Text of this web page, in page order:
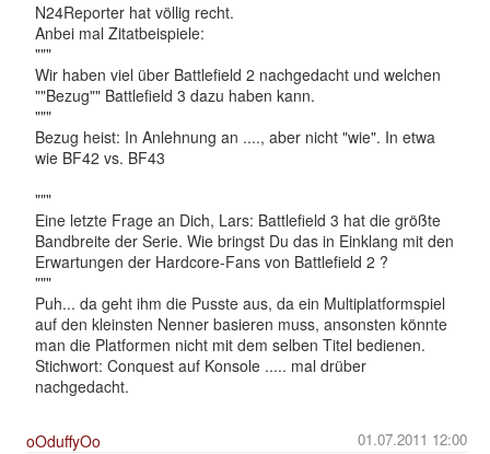
N24Reporter hat völlig recht.
Anbei mal Zitatbeispiele:
"""
Wir haben viel über Battlefield 2 nachgedacht und welchen
""Bezug"" Battlefield 3 dazu haben kann.
"""
Bezug heist: In Anlehnung an ...., aber nicht "wie". In etwa
wie BF42 vs. BF43
"""
Eine letzte Frage an Dich, Lars: Battlefield 3 hat die größte
Bandbreite der Serie. Wie bringst Du das in Einklang mit den
Erwartungen der Hardcore-Fans von Battlefield 2 ?
"""
Puh... da geht ihm die Pusste aus, da ein Multiplatformspiel
auf den kleinsten Nenner basieren muss, ansonsten könnte
man die Platformen nicht mit dem selben Titel bedienen.
Stichwort: Conquest auf Konsole ..... mal drüber
nachgedacht.
01.07.2011 12:00
oOduffyOo